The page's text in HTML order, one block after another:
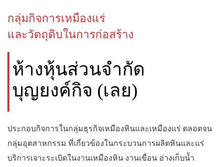
กลุ่มกิจการเหมืองแร่
และวัตถุดิบในการก่อสร้าง
ห้างหุ้นส่วนจำกัด
บุญยงค์กิจ (เลย)
ประกอบกิจการในกลุ่มธุรกิจเหมืองหินและเหมืองแร่ ตลอดจน
กลุ่มอุตสาหกรรม ที่เกี่ยวข้องในกระบวนการผลิตหินและแร่
บริการเจาะระเบิดในงานเหมืองหิน งานเขื่อน อ่างเก็บน้ำ